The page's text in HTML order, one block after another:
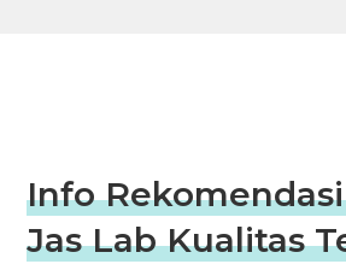
Info
Jas Lab Kualitas